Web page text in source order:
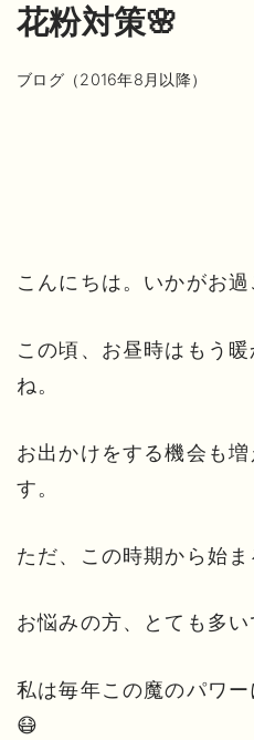
花粉対策🌸
ブログ（2016年8月以降）
こんにちは。いかがお過
この頃、お昼時はもう
ね。
お出かけをする機会も
す。
ただ、この時期から始ま
お悩みの方、とても多い
私は毎年この魔のパワ
😷